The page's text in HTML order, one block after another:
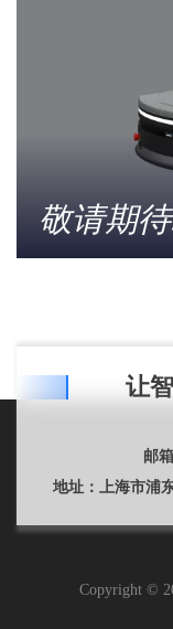
敬请期
让
邮
地址： 上海市浦
Copyright ©